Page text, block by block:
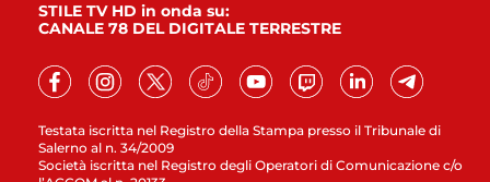
Testata iscritta nel Registro della Stampa presso il Tribunale di
Salerno al n. 34/2009
Società iscritta nel Registro degli Operatori di Comunicazione c/o
STILE TV HD in onda su:
CANALE 78 DEL DIGITALE TERRESTRE